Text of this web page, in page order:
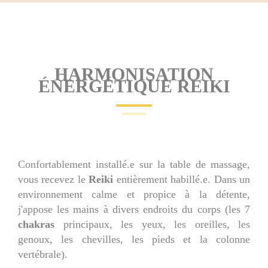
HARMONISATION
ÉNERGÉTIQUE REIKI
Confortablement installé.e sur la table de massage,
vous recevez leReiki entièrement habillé.e. Dans un
environnement calme et propice à la détente,
j'appose les mains à divers endroits du corps (les 7
chakras principaux, les yeux, les oreilles, les
genoux, les chevilles, les pieds et la colonne
vertébrale).